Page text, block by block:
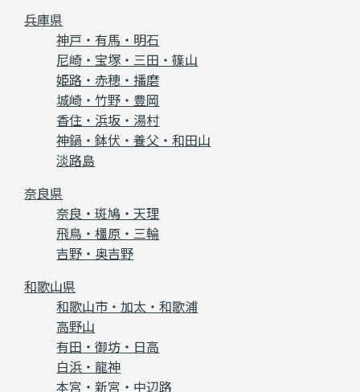
兵庫県
神戸・有馬・明石
尼崎・宝塚・三田・篠山
姫路・赤穂・播磨
城崎・竹野・豊岡
香住・浜坂・湯村
神鍋・鉢伏・養父・和田山
淡路島
奈良県
奈良・斑鳩・天理
飛鳥・橿原・三輪
吉野・奥吉野
和歌山県
和歌山市・加太・和歌浦
高野山
有田・御坊・日高
白浜・龍神
本宮・新宮・中辺路